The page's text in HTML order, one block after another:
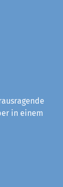
in einem